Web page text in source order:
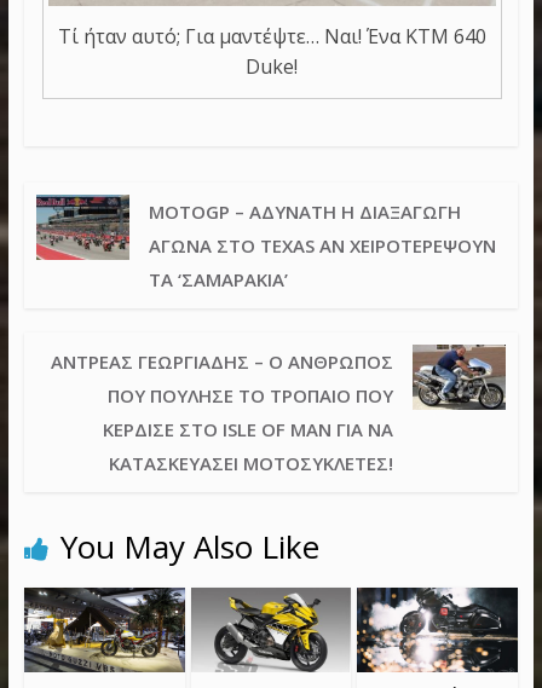
Τί ήταν αυτό; Για μαντέψτε… Ναι! Ένα KTM 640
Duke!
MOTOGP – ΑΔΎΝΑΤΗ Η ΔΙΑΞΑΓΩΓΉ
ΑΓΏΝΑ ΣΤΟ TEXAS ΑΝ ΧΕΙΡΟΤΕΡΈΨΟΥΝ
ΤΑ ‘ΣΑΜΑΡΆΚΙΑ’
ΑΝΤΡΈΑΣ ΓΕΩΡΓΙΆΔΗΣ – Ο ΆΝΘΡΩΠΟΣ
ΠΟΥ ΠΟΎΛΗΣΕ ΤΟ ΤΡΌΠΑΙΟ ΠΟΥ
ΚΈΡΔΙΣΕ ΣΤΟ ISLE OF MAN ΓΙΑ ΝΑ
ΚΑΤΑΣΚΕΥΆΣΕΙ ΜΟΤΟΣΥΚΛΈΤΕΣ!
You May Also Like